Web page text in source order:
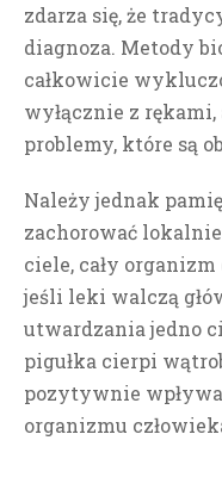
zdarza się, że
diagnoza. Metody
całkowicie
wyłącznie z rękami,
problemy, które są
Należy jednak
zachorować
ciele, cały
jeśli leki walczą
utwardzania jedno
pigułka cierpi
pozytywnie
organizmu